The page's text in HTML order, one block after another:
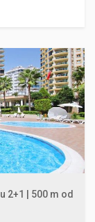
2+1 | 500 m od